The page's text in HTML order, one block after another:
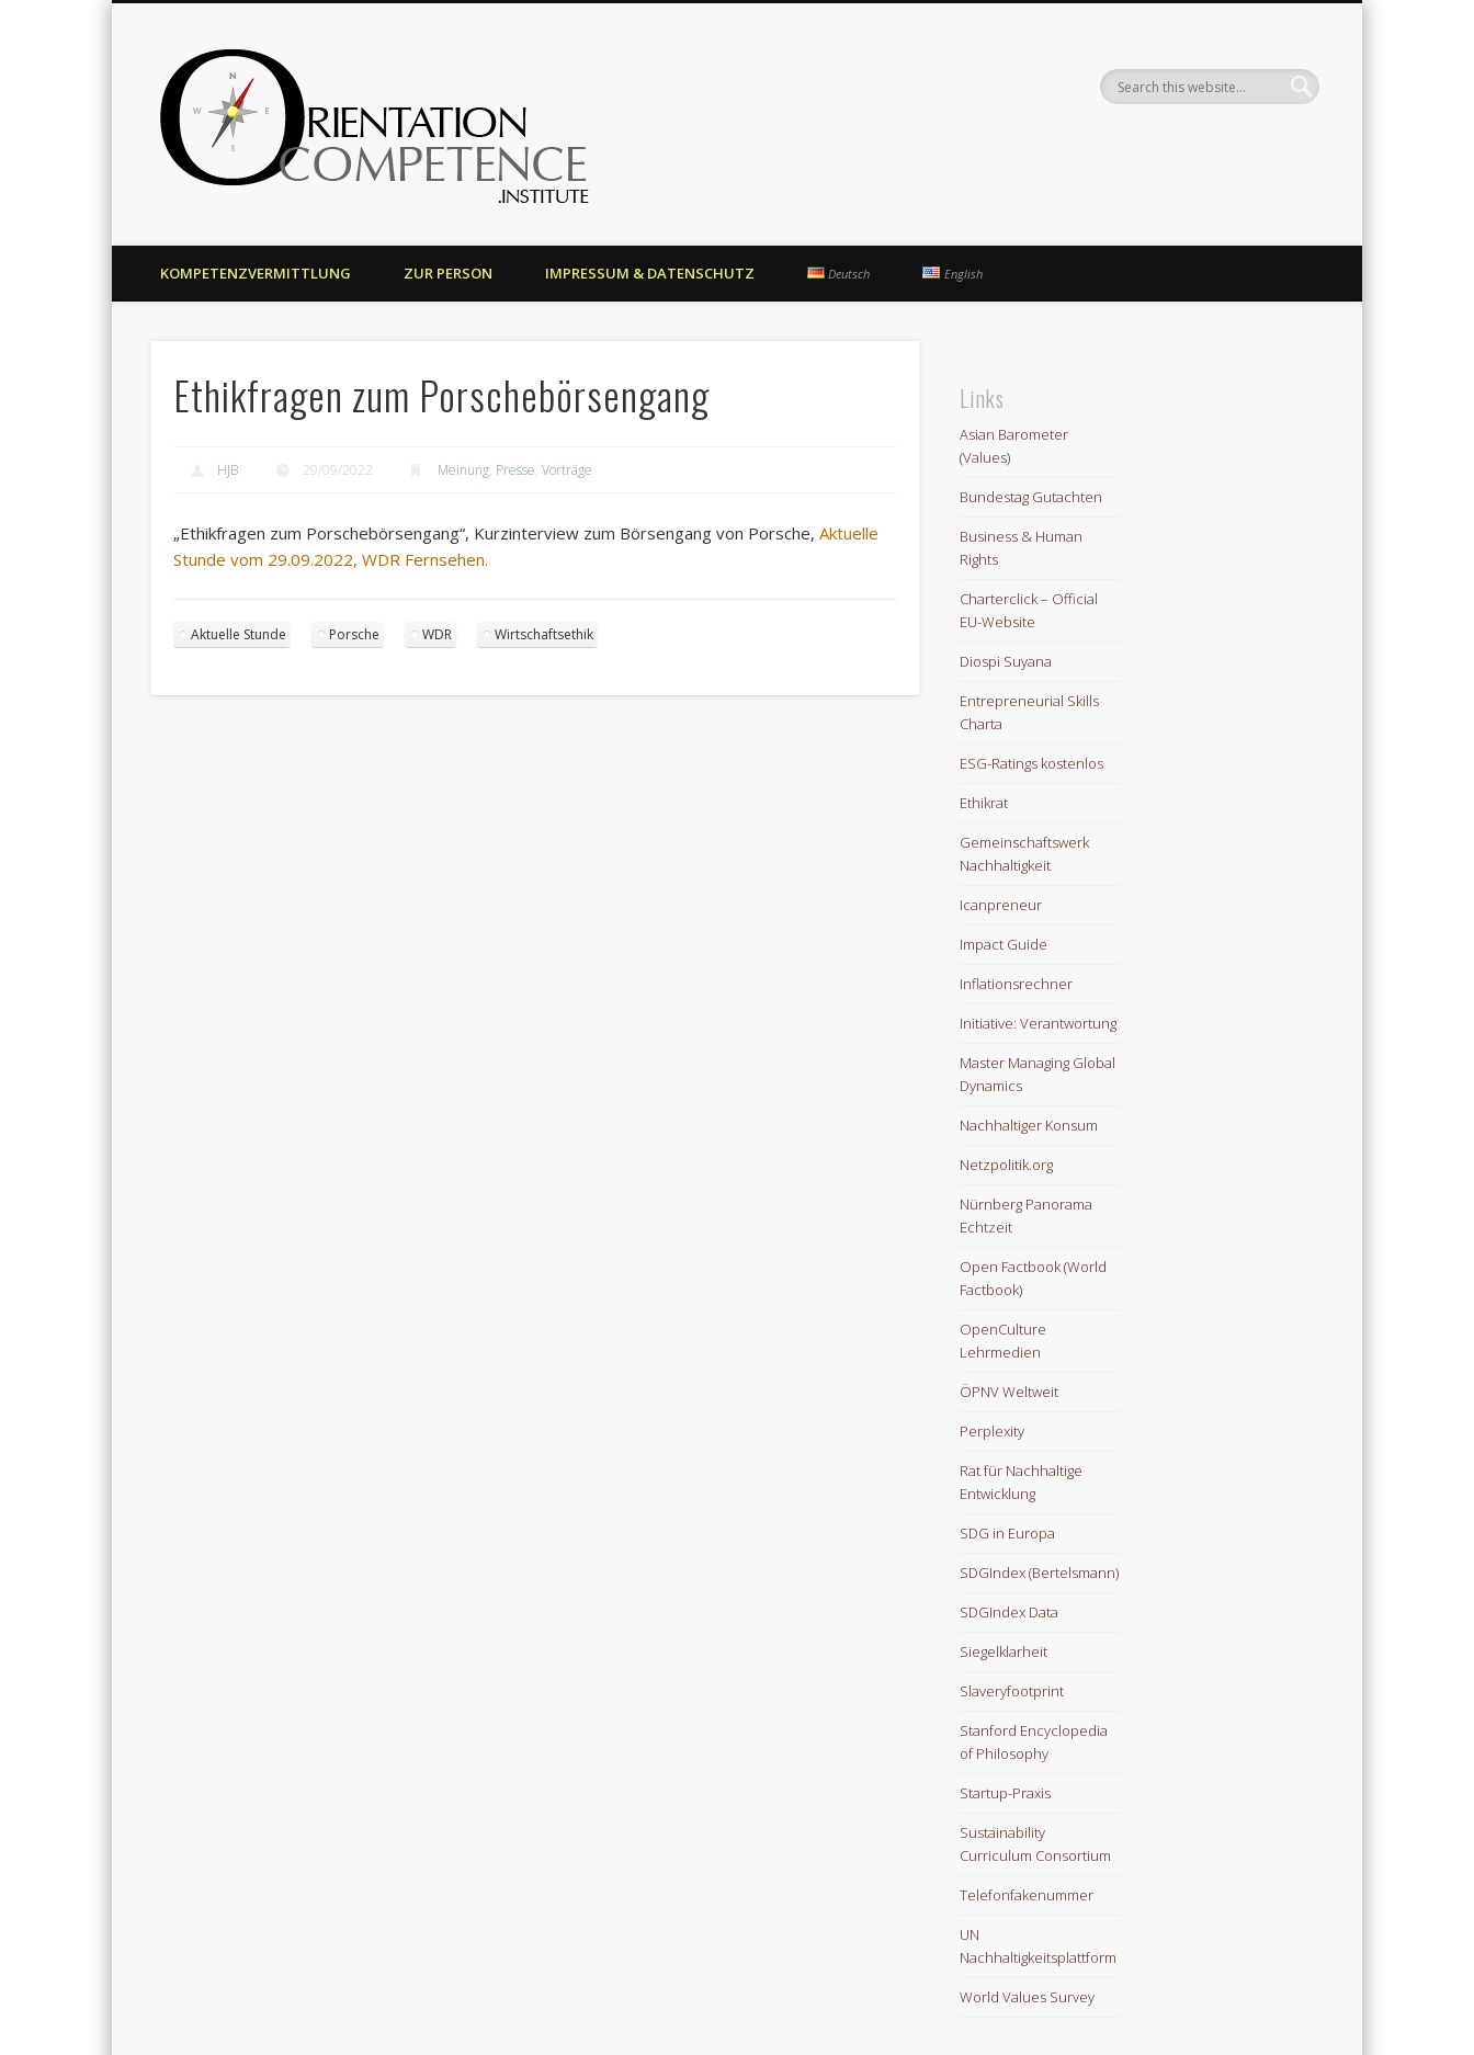
Harald J. Bolsinger
KOMPETENZVERMITTLUNG ZUR PERSON IMPRESSUM & DATENSCHUTZ Deutsch English
Ethikfragen zum Porschebörsengang
HJB 29/09/2022 Meinung, Presse,Vorträge
„Ethikfragen zum Porschebörsengang“, Kurzinterview zum Börsengang von Porsche,Aktuelle
Stunde vom 29.09.2022, WDR Fernsehen.
Aktuelle Stunde Porsche WDR Wirtschaftsethik
Links
Asian Barometer
(Values)
Bundestag Gutachten
Business & Human
Rights
Charterclick – Official
EU-Website
Diospi Suyana
Entrepreneurial Skills
Charta
ESG-Ratings kostenlos
Ethikrat
Gemeinschaftswerk
Nachhaltigkeit
Icanpreneur
Impact Guide
Inflationsrechner
Initiative: Verantwortung
Master Managing Global
Dynamics
Nachhaltiger Konsum
Netzpolitik.org
Nürnberg Panorama
Echtzeit
Open Factbook (World
Factbook)
OpenCulture
Lehrmedien
ÖPNV Weltweit
Perplexity
Rat für Nachhaltige
Entwicklung
SDG in Europa
SDGIndex (Bertelsmann)
SDGIndex Data
Siegelklarheit
Slaveryfootprint
Stanford Encyclopedia
of Philosophy
Startup-Praxis
Sustainability
Curriculum Consortium
Telefonfakenummer
UN
Nachhaltigkeitsplattform
World Values Survey